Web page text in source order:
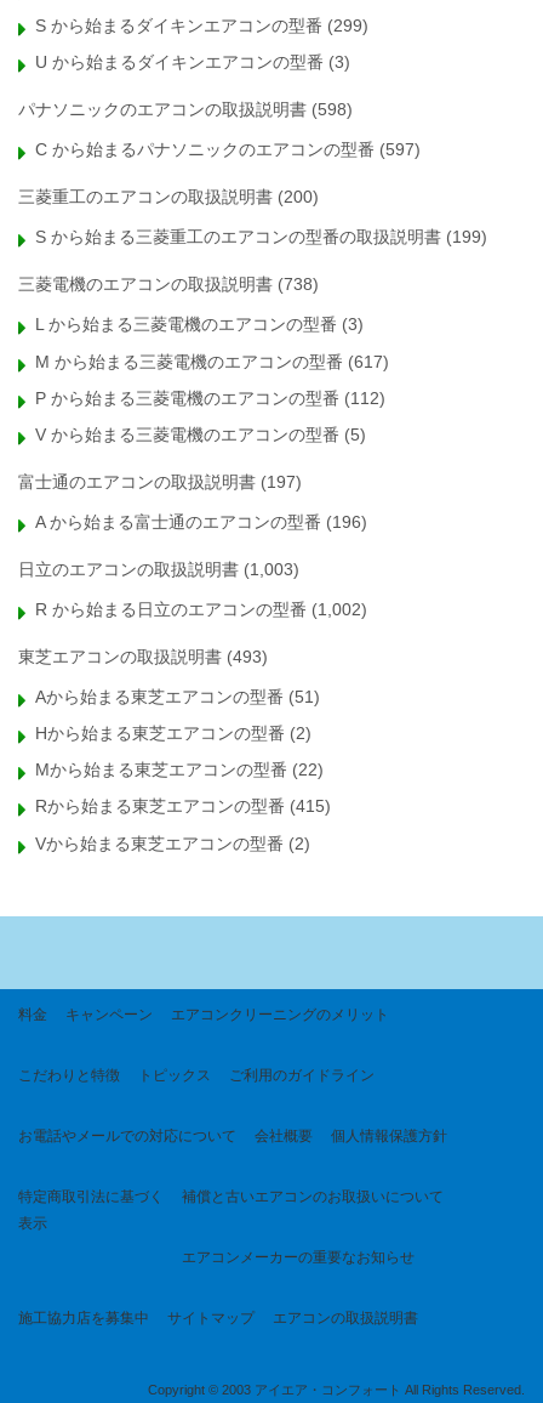
S から始まるダイキンエアコンの型番 (299)
U から始まるダイキンエアコンの型番 (3)
パナソニックのエアコンの取扱説明書 (598)
C から始まるパナソニックのエアコンの型番 (597)
三菱重工のエアコンの取扱説明書 (200)
S から始まる三菱重工のエアコンの型番の取扱説明書 (199)
三菱電機のエアコンの取扱説明書 (738)
L から始まる三菱電機のエアコンの型番 (3)
M から始まる三菱電機のエアコンの型番 (617)
P から始まる三菱電機のエアコンの型番 (112)
V から始まる三菱電機のエアコンの型番 (5)
富士通のエアコンの取扱説明書 (197)
A から始まる富士通のエアコンの型番 (196)
日立のエアコンの取扱説明書 (1,003)
R から始まる日立のエアコンの型番 (1,002)
東芝エアコンの取扱説明書 (493)
Aから始まる東芝エアコンの型番 (51)
Hから始まる東芝エアコンの型番 (2)
Mから始まる東芝エアコンの型番 (22)
Rから始まる東芝エアコンの型番 (415)
Vから始まる東芝エアコンの型番 (2)
料金 キャンペーン エアコンクリーニングのメリット
こだわりと特徴 トピックス ご利用のガイドライン
お電話やメールでの対応について 会社概要 個人情報保護方針
特定商取引法に基づく
表示
補償と古いエアコンのお取扱いについて
エアコンメーカーの重要なお知らせ
施工協力店を募集中 サイトマップ エアコンの取扱説明書
Copyright © 2003 アイエア・コンフォート All Rights Reserved.